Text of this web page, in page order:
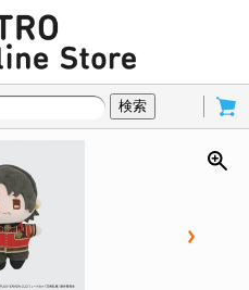
検索